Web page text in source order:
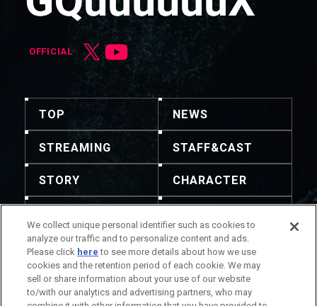
OFFICIAL
TOP NEWS
STREAMING STAFF&CAST
STORY CHARACTER
GALLERY MUSIC
THEATER
We collect unique personal identifier such as cookies to
analyze our traffic and to personalize content and ads.
Please click here to see more details about how we use
cookies and the retention period of each cookie. We may
sell or share information about your use of our website
to/with our analytics and advertising partners, who may